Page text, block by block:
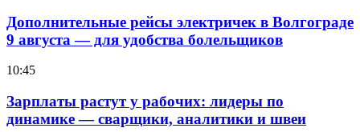
Дополнительные рейсы электричек в Волгограде
9 августа — для удобства болельщиков
10:45
Зарплаты растут у рабочих: лидеры по
динамике — сварщики, аналитики и швеи